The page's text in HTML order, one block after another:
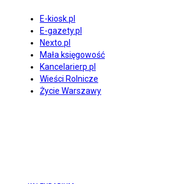
E-kiosk.pl
E-gazety.pl
Nexto.pl
Mała księgowość
Kancelarierp.pl
Wieści Rolnicze
Życie Warszawy